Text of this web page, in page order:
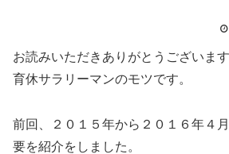
お読みいただきありがとうございます
育休サラリーマンのモツです。
前回、２０１５年から２０１６年４
要を紹介をしました。